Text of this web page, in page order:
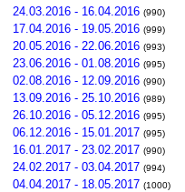
24.03.2016 - 16.04.2016 (990)
17.04.2016 - 19.05.2016 (999)
20.05.2016 - 22.06.2016 (993)
23.06.2016 - 01.08.2016 (995)
02.08.2016 - 12.09.2016 (990)
13.09.2016 - 25.10.2016 (989)
26.10.2016 - 05.12.2016 (995)
06.12.2016 - 15.01.2017 (995)
16.01.2017 - 23.02.2017 (990)
24.02.2017 - 03.04.2017 (994)
04.04.2017 - 18.05.2017 (1000)